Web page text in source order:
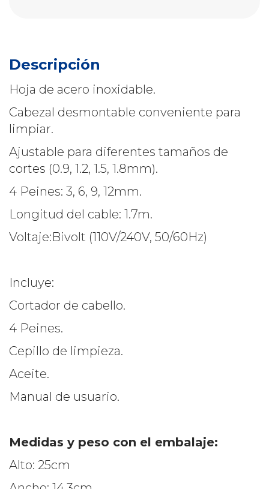
Descripción
Hoja de acero inoxidable.
Cabezal desmontable conveniente para
limpiar.
Ajustable para diferentes tamaños de
cortes (0.9, 1.2, 1.5, 1.8mm).
4 Peines: 3, 6, 9, 12mm.
Longitud del cable: 1.7m.
Voltaje:Bivolt (110V/240V, 50/60Hz)
Incluye:
Cortador de cabello.
4 Peines.
Cepillo de limpieza.
Aceite.
Manual de usuario.
Medidas y peso con el embalaje:
Alto: 25cm